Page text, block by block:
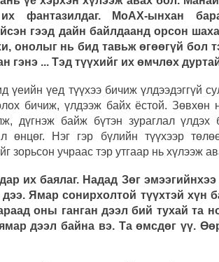
фантазилдаг. МоАХ-ынхан
гээд дайн байлдаанд орсон
онолыг нь бид тавьж өгөөгүй бол
гэнэ ... Тэд түүхийг их өмчлөх
үеийн үед түүхээ бичиж үлдээдэггүй
бичиж, үлдээж байх ёстой. Зөвхөн
дүгнэж байж бүтэн зураглал
өнцөг. Нэг гэр бүлийн түүхээр
зорьсон учраас тэр утгаар нь хүлээж
их баялаг. Надад Зөг
Ямар сонирхолтой түүхтэй хүн
оны ганган дээл бий тухай та
дээл байна вэ. Та өмсдөг үү.